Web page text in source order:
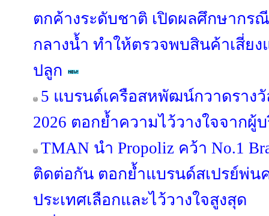
ตกค้างระดับชาติ เปิดผลศึกษากร
กลางน้ำ ทำให้ตรวจพบสินค้าเสี่ย
ปลูก
5 แบรนด์เครือสหพัฒน์กวาดรางวั
2026 ตอกย้ำความไว้วางใจจากผู้
TMAN นำ Propoliz คว้า No.1
ติดต่อกัน ตอกย้ำแบรนด์สเปรย์พ่
ประเทศเลือกและไว้วางใจสูงสุด